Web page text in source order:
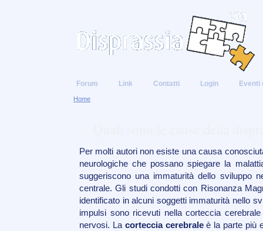
Forum Link Contatti Login Eventi
Home
Per molti autori non esiste una causa
neurologiche che possano spiegare la
suggeriscono una immaturità dello sviluppo
centrale. Gli studi condotti con Risonanza
identificato in alcuni soggetti immaturità nello
impulsi sono ricevuti nella corteccia
nervosi. La corteccia cerebraleè la parte più